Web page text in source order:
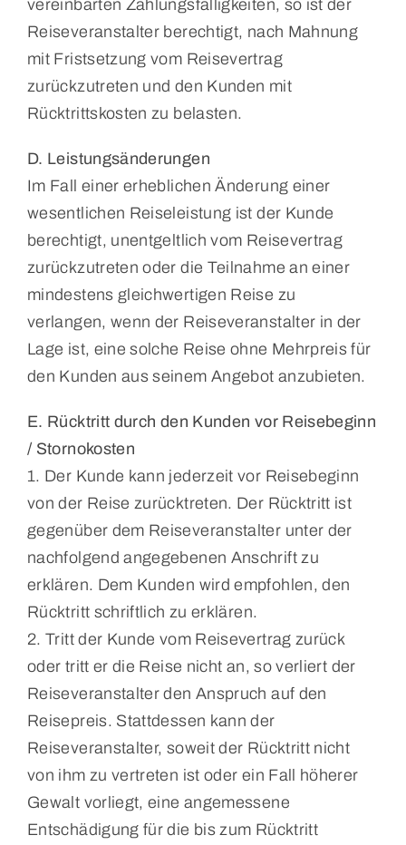
vereinbarten Zahlungsfälligkeiten, so ist der
Reiseveranstalter berechtigt, nach Mahnung
mit Fristsetzung vom Reisevertrag
zurückzutreten und den Kunden mit
Rücktrittskosten zu belasten.
D. Leistungsänderungen
Im Fall einer erheblichen Änderung einer
wesentlichen Reiseleistung ist der Kunde
berechtigt, unentgeltlich vom Reisevertrag
zurückzutreten oder die Teilnahme an einer
mindestens gleichwertigen Reise zu
verlangen, wenn der Reiseveranstalter in der
Lage ist, eine solche Reise ohne Mehrpreis für
den Kunden aus seinem Angebot anzubieten.
E. Rücktritt durch den Kunden vor Reisebeginn
/ Stornokosten
1. Der Kunde kann jederzeit vor Reisebeginn
von der Reise zurücktreten. Der Rücktritt ist
gegenüber dem Reiseveranstalter unter der
nachfolgend angegebenen Anschrift zu
erklären. Dem Kunden wird empfohlen, den
Rücktritt schriftlich zu erklären.
2. Tritt der Kunde vom Reisevertrag zurück
oder tritt er die Reise nicht an, so verliert der
Reiseveranstalter den Anspruch auf den
Reisepreis. Stattdessen kann der
Reiseveranstalter, soweit der Rücktritt nicht
von ihm zu vertreten ist oder ein Fall höherer
Gewalt vorliegt, eine angemessene
Entschädigung für die bis zum Rücktritt